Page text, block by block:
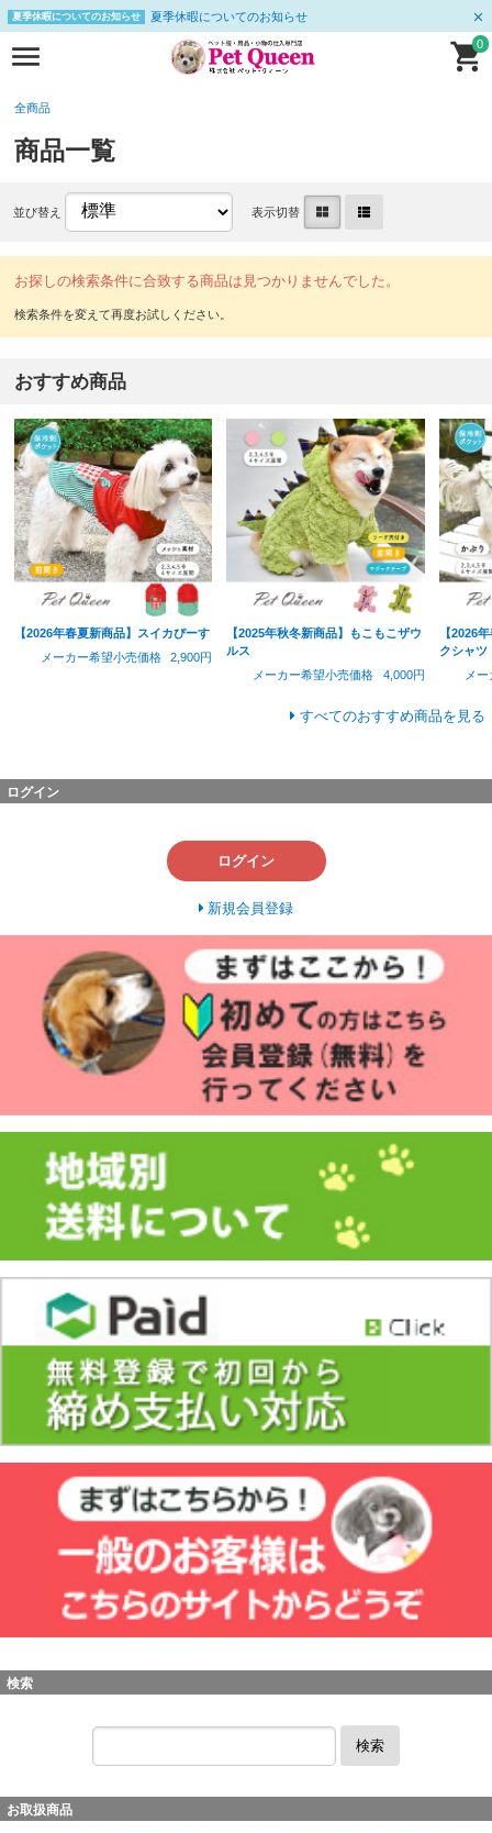
夏季休暇についてのお知らせ 夏季休暇についてのお知らせ
0
全商品
商品一覧
並び替え 表示切替
お探しの検索条件に合致する商品は見つかりませんでした。
おすすめ商品
【2026年春夏新商品】スイカぴーす
メーカー希望小売価格
2,900円
【2025年秋冬新商品】もこもこザウ
ルス
メーカー希望小売価格
4,000円
【2026
クシャツ
メー
すべてのおすすめ商品を見る
ログイン
ログイン
新規会員登録
検索
検索
お取扱商品